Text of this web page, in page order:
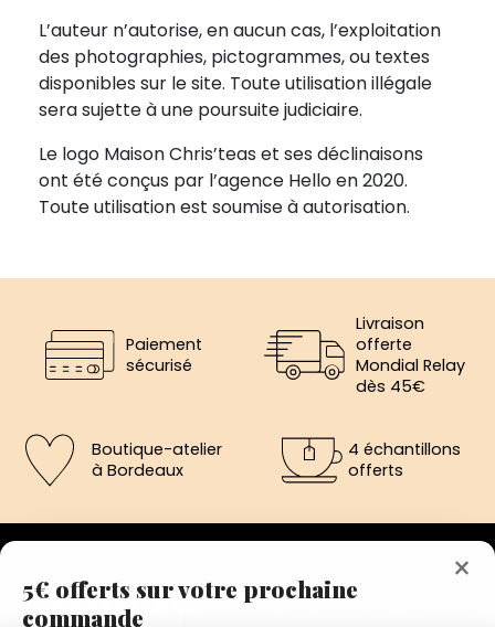
L’auteur n’autorise, en aucun cas, l’exploitation
des photographies, pictogrammes, ou textes
disponibles sur le site. Toute utilisation illégale
sera sujette à une poursuite judiciaire.
Le logo Maison Chris’teas et ses déclinaisons
ont été conçus par l’agence Hello en 2020.
Toute utilisation est soumise à autorisation.
Paiement
sécurisé
Livraison
offerte
Mondial Relay
dès 45€
Boutique-atelier
à Bordeaux
4 échantillons
offerts
×
5€ offerts sur votre prochaine
commande